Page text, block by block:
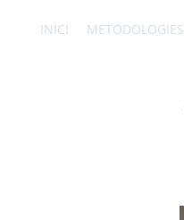
INICI METODOLOGIES